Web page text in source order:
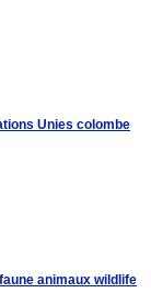
Unies colombe
animaux wildlife